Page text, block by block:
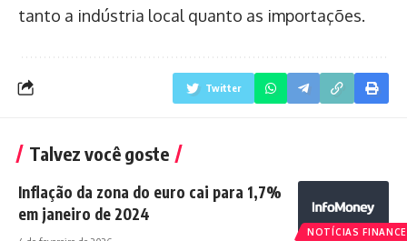
tanto a indústria local quanto as importações.
Twitter
Talvez você goste
NOTÍCIAS
Inflação da zona do euro cai para 1,7%
em janeiro de 2024